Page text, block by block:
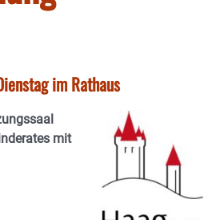
im Rathaus
mit